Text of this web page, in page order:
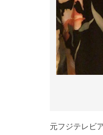
元フジテレビ